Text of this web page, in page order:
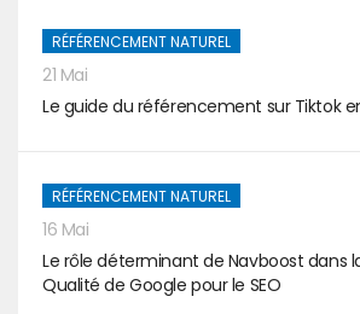
RÉFÉRENCEMENT NATUREL
21 Mai
Le guide du référencement sur Tiktok
RÉFÉRENCEMENT NATUREL
16 Mai
Le rôle déterminant de Navboost dans
Qualité de Google pour le SEO